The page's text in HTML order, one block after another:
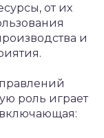
от их
и
роль играет